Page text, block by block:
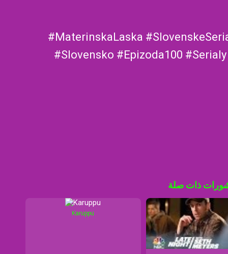
#MaterinskaLaska
#Slovensko #Epizoda100
ذات صلة
Karuppu